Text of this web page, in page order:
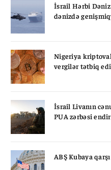
İsrail Hərbi Dəniz
dənizdə
Nigeriya
vergilər tətbiq
İsrail Livanın
PUA zərbəsi
ABŞ Kubaya